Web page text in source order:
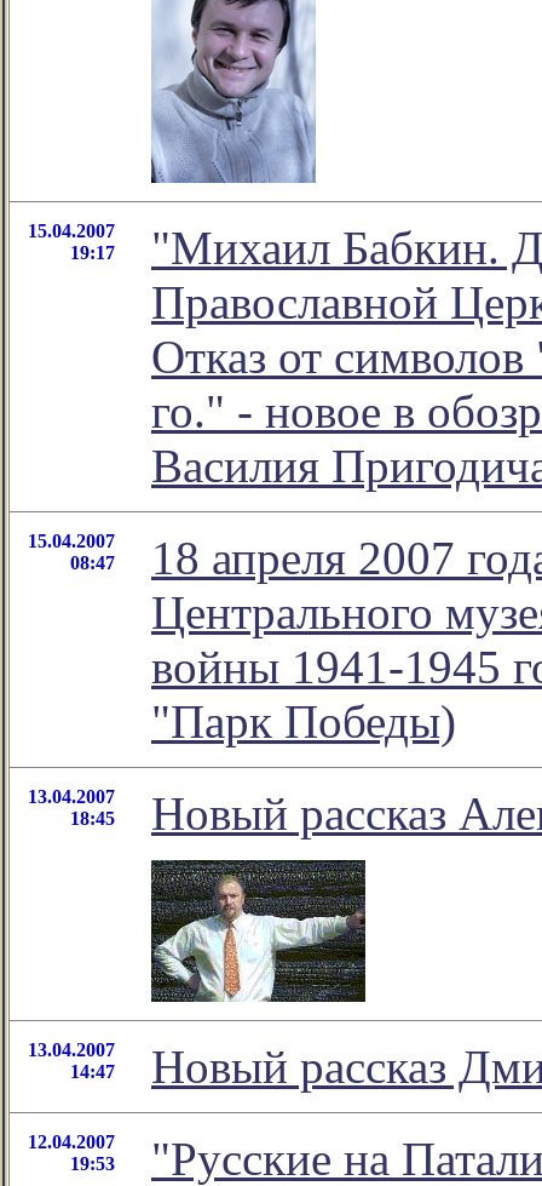
15.04.2007
19:17
"Михаил Бабкин.
Православной
Отказ от
го." - новое в
Василия
15.04.2007
08:47
18 апреля 2007
Центрального
войны 1941-1945
"Парк Победы)
13.04.2007
18:45
Новый рассказ
13.04.2007
14:47
Новый рассказ
12.04.2007
19:53
"Русские на